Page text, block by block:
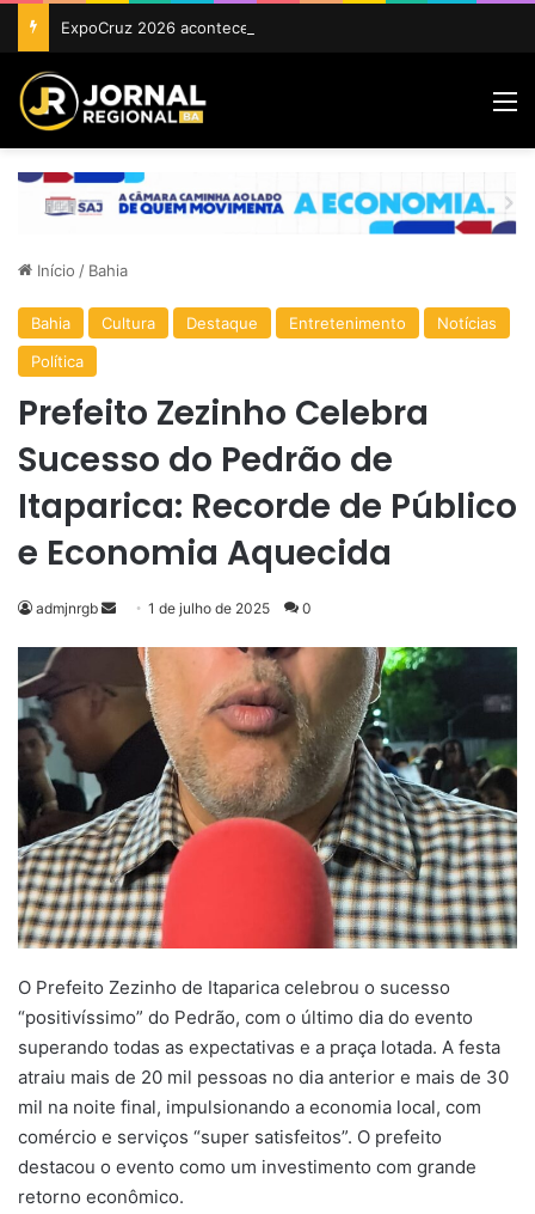
Início / Bahia
Bahia Cultura Destaque Entretenimento
Notícias
Política
Prefeito Zezinho Celebra
Sucesso do Pedrão de
Itaparica: Recorde de Público
e Economia Aquecida
admjnrgb
Mande
mail
1 de julho de 2025 0
O Prefeito Zezinho de Itaparica celebrou o sucesso
“positivíssimo” do Pedrão, com o último dia do evento
superando todas as expectativas e a praça lotada. A festa
atraiu mais de 20 mil pessoas no dia anterior e mais de 30
mil na noite final, impulsionando a economia local, com
comércio e serviços “super satisfeitos”. O prefeito
destacou o evento como um investimento com grande
retorno econômico.